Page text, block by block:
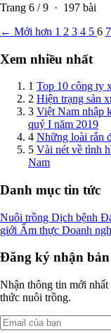
Trang 6 /9 · 197 bài
← Mới hơn 1 2 3 4 5 6 7
Xem nhiều nhất
1 Top 10 công ty
2 Hiện trạng sản
3 Việt Nam nhập
quý I năm 2019
4 Những loài rắn
5 Vài nét về tình
Nam
Danh mục tin tức
Nuôi trồng Dịch bệnh
giới Ẩm thực Doanh
Đăng ký nhận
Nhận thông tin mới
thức nuôi trồng.